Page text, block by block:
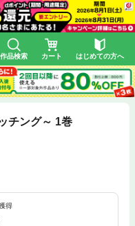
作品検索 カート はじめての方へ
チング～ 1巻
得